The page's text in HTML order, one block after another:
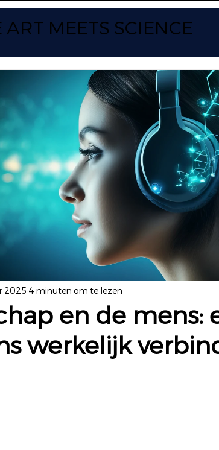
ART MEETS SCIENCE
en de mens:
werkelijk
2025 4 minuten om te lezen